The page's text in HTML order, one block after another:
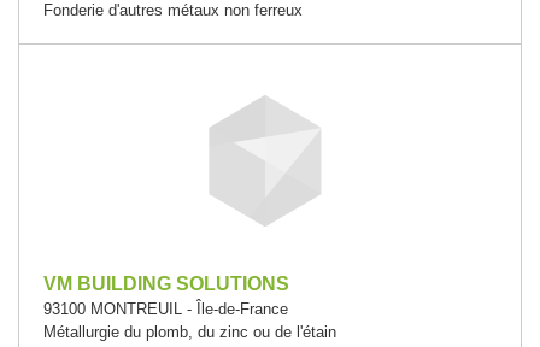
Fonderie d'autres métaux non ferreux
VM BUILDING SOLUTIONS
93100 MONTREUIL - Île-de-France
Métallurgie du plomb, du zinc ou de l'étain